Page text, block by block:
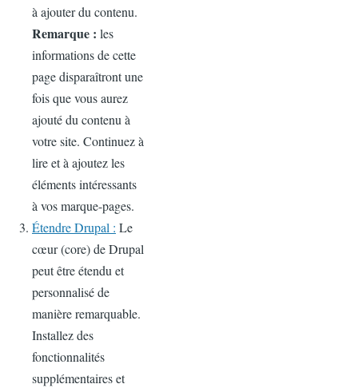
à ajouter du contenu.
Remarque : les
informations de cette
page disparaîtront une
fois que vous aurez
ajouté du contenu à
votre site. Continuez à
lire et à ajoutez les
éléments intéressants
à vos marque-pages.
Étendre Drupal : Le
cœur (core) de Drupal
peut être étendu et
personnalisé de
manière remarquable.
Installez des
fonctionnalités
supplémentaires et